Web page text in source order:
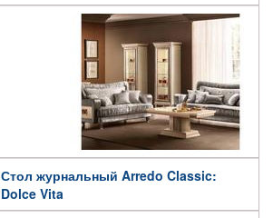
Стол журнальный Arredo Classic:
Dolce Vita